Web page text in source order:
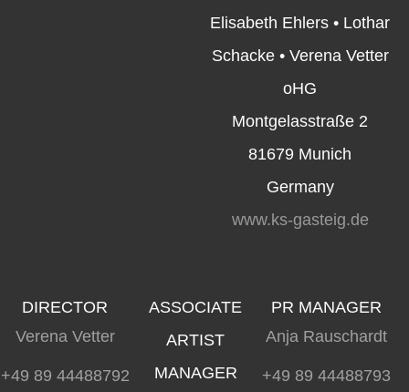
Elisabeth Ehlers • Lothar
Schacke • Verena Vetter
oHG
Montgelasstraße 2
81679 Munich
Germany
www.ks-gasteig.de
DIRECTOR
Verena Vetter
+49 89 44488792
ASSOCIATE
ARTIST
MANAGER
PR MANAGER
Anja Rauschardt
+49 89 44488793